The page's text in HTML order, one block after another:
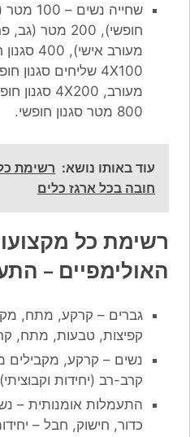
שחייה
חופשי), 200
800 מטר סגנון חופשי.
עוד באותו נושא: רשימת
חובה בכל ארגז כלים
רשימת כל
האולימפיים –
גברים – קרקע, מתח,
קפיצות, טבעות, מתח,
נשים – קרקע, מקבילים
קרב-רב (יחידות וקבוציתי)
התעמלות אומנותית –
כדור, חישוק, חבל –